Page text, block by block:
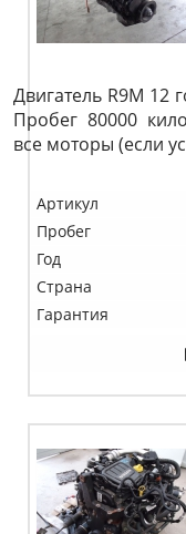
Двигатель R9M 12
Пробег 80000
все моторы (если
Артикул
Пробег
Год
Страна
Гарантия